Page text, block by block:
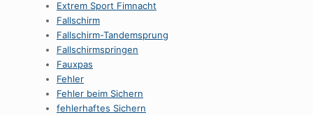
Extrem Sport Fimnacht
Fallschirm
Fallschirm-Tandemsprung
Fallschirmspringen
Fauxpas
Fehler
Fehler beim Sichern
fehlerhaftes Sichern